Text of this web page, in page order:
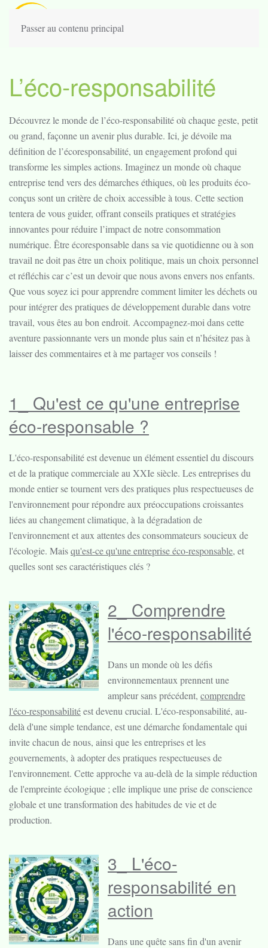
Passer au contenu principal
L’éco-responsabilité
Découvrez le monde de l’éco-responsabilité où chaque geste, petit
ou grand, façonne un avenir plus durable. Ici, je dévoile ma
définition de l’écoresponsabilité, un engagement profond qui
transforme les simples actions. Imaginez un monde où chaque
entreprise tend vers des démarches éthiques, où les produits éco-
conçus sont un critère de choix accessible à tous. Cette section
tentera de vous guider, offrant conseils pratiques et stratégies
innovantes pour réduire l’impact de notre consommation
numérique. Être écoresponsable dans sa vie quotidienne ou à son
travail ne doit pas être un choix politique, mais un choix personnel
et réfléchis car c’est un devoir que nous avons envers nos enfants.
Que vous soyez ici pour apprendre comment limiter les déchets ou
pour intégrer des pratiques de développement durable dans votre
travail, vous êtes au bon endroit. Accompagnez-moi dans cette
aventure passionnante vers un monde plus sain et n’hésitez pas à
laisser des commentaires et à me partager vos conseils !
1_ Qu'est ce qu'une entreprise
éco-responsable ?
L'éco-responsabilité est devenue un élément essentiel du discours
et de la pratique commerciale au XXIe siècle. Les entreprises du
monde entier se tournent vers des pratiques plus respectueuses de
l'environnement pour répondre aux préoccupations croissantes
liées au changement climatique, à la dégradation de
l'environnement et aux attentes des consommateurs soucieux de
l'écologie. Maisqu'est-ce qu'une entreprise éco-responsable, et
quelles sont ses caractéristiques clés ?
2_ Comprendre
l'éco-responsabilité
Dans un monde où les défis
environnementaux prennent une
ampleur sans précédent, comprendre
l'éco-responsabilitéest devenu crucial. L'éco-responsabilité, au-
delà d'une simple tendance, est une démarche fondamentale qui
invite chacun de nous, ainsi que les entreprises et les
gouvernements, à adopter des pratiques respectueuses de
l'environnement. Cette approche va au-delà de la simple réduction
de l'empreinte écologique ; elle implique une prise de conscience
globale et une transformation des habitudes de vie et de
production.
3_ L'éco-
responsabilité en
action
Dans une quête sans fin d'un avenir